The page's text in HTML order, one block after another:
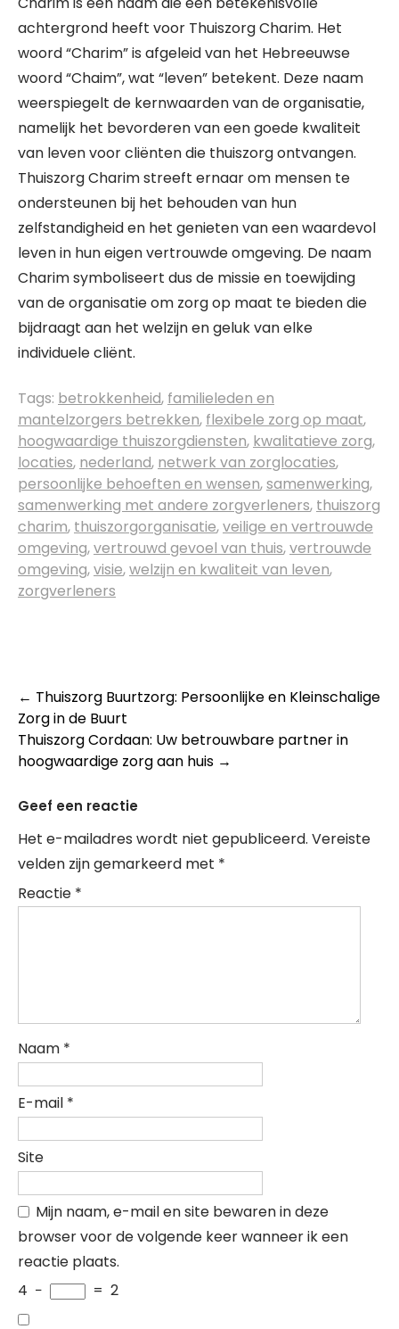
achtergrond heeft voor Thuiszorg Charim. Het
woord “Charim” is afgeleid van het Hebreeuwse
woord “Chaim”, wat “leven” betekent. Deze naam
weerspiegelt de kernwaarden van de organisatie,
namelijk het bevorderen van een goede kwaliteit
van leven voor cliënten die thuiszorg ontvangen.
Thuiszorg Charim streeft ernaar om mensen te
ondersteunen bij het behouden van hun
zelfstandigheid en het genieten van een waardevol
leven in hun eigen vertrouwde omgeving. De naam
Charim symboliseert dus de missie en toewijding
van de organisatie om zorg op maat te bieden die
bijdraagt aan het welzijn en geluk van elke
individuele cliënt.
Tags: betrokkenheid, familieleden en
mantelzorgers betrekken, flexibele zorg op maat,
hoogwaardige thuiszorgdiensten, kwalitatieve zorg,
locaties, nederland, netwerk van zorglocaties,
persoonlijke behoeften en wensen,samenwerking,
samenwerking met andere zorgverleners, thuiszorg
charim, thuiszorgorganisatie,veilige en vertrouwde
omgeving,vertrouwd gevoel van thuis,vertrouwde
omgeving,visie,welzijn en kwaliteit van leven,
zorgverleners
Post
navigation
← Thuiszorg Buurtzorg: Persoonlijke en Kleinschalige
Zorg in de Buurt
Thuiszorg Cordaan: Uw betrouwbare partner in
hoogwaardige zorg aan huis →
Geef een reactie
Het e-mailadres wordt niet gepubliceerd. Vereiste
velden zijn gemarkeerd met *
Reactie *
Naam *
E-mail *
Site
Mijn naam, e-mail en site bewaren in deze
browser voor de volgende keer wanneer ik een
reactie plaats.
4 − = 2